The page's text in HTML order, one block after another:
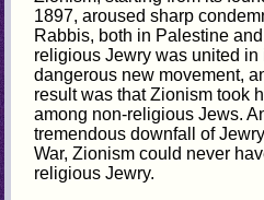
1897, aroused sharp
Rabbis, both in Palestine
religious Jewry was united
dangerous new movement,
result was that Zionism took
among non-religious Jews.
tremendous downfall of
War, Zionism could never
religious Jewry.